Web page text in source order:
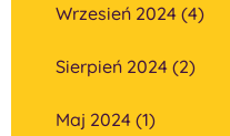
Wrzesień 2024 (4)
Sierpień 2024 (2)
Maj 2024 (1)